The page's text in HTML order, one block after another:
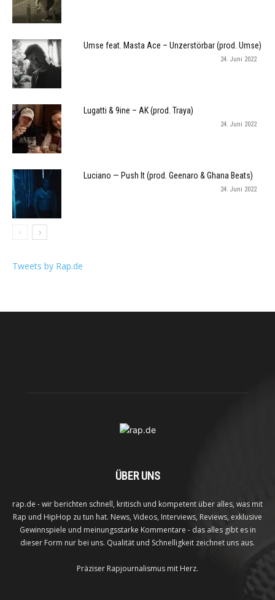
Umse feat. Masta Ace – Unzerstörbar (prod. Umse)
24. Juni 2022
Lugatti & 9ine – AK (prod. Traya)
24. Juni 2022
Luciano — Push It (prod. Geenaro & Ghana Beats)
24. Juni 2022
Tweets by Rap.de
ÜBER UNS
rap.de - wir berichten schnell, kritisch und kompetent über alles, was mit
Rap und HipHop zu tun hat. News, Videos, Interviews, Reviews, exklusive
Gewinnspiele und meinungsstarke Kommentare - das alles gibt es in
dieser Form nur bei uns. Qualität und Schnelligkeit zeichnet uns aus.
Präziser Rapjournalismus mit Herz.